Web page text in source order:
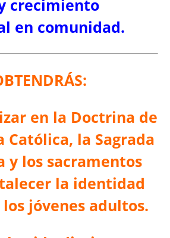
crecimiento
en comunidad.​
en la Doctrina de
Católica, la Sagrada
y los sacramentos
la identidad
jóvenes adultos.